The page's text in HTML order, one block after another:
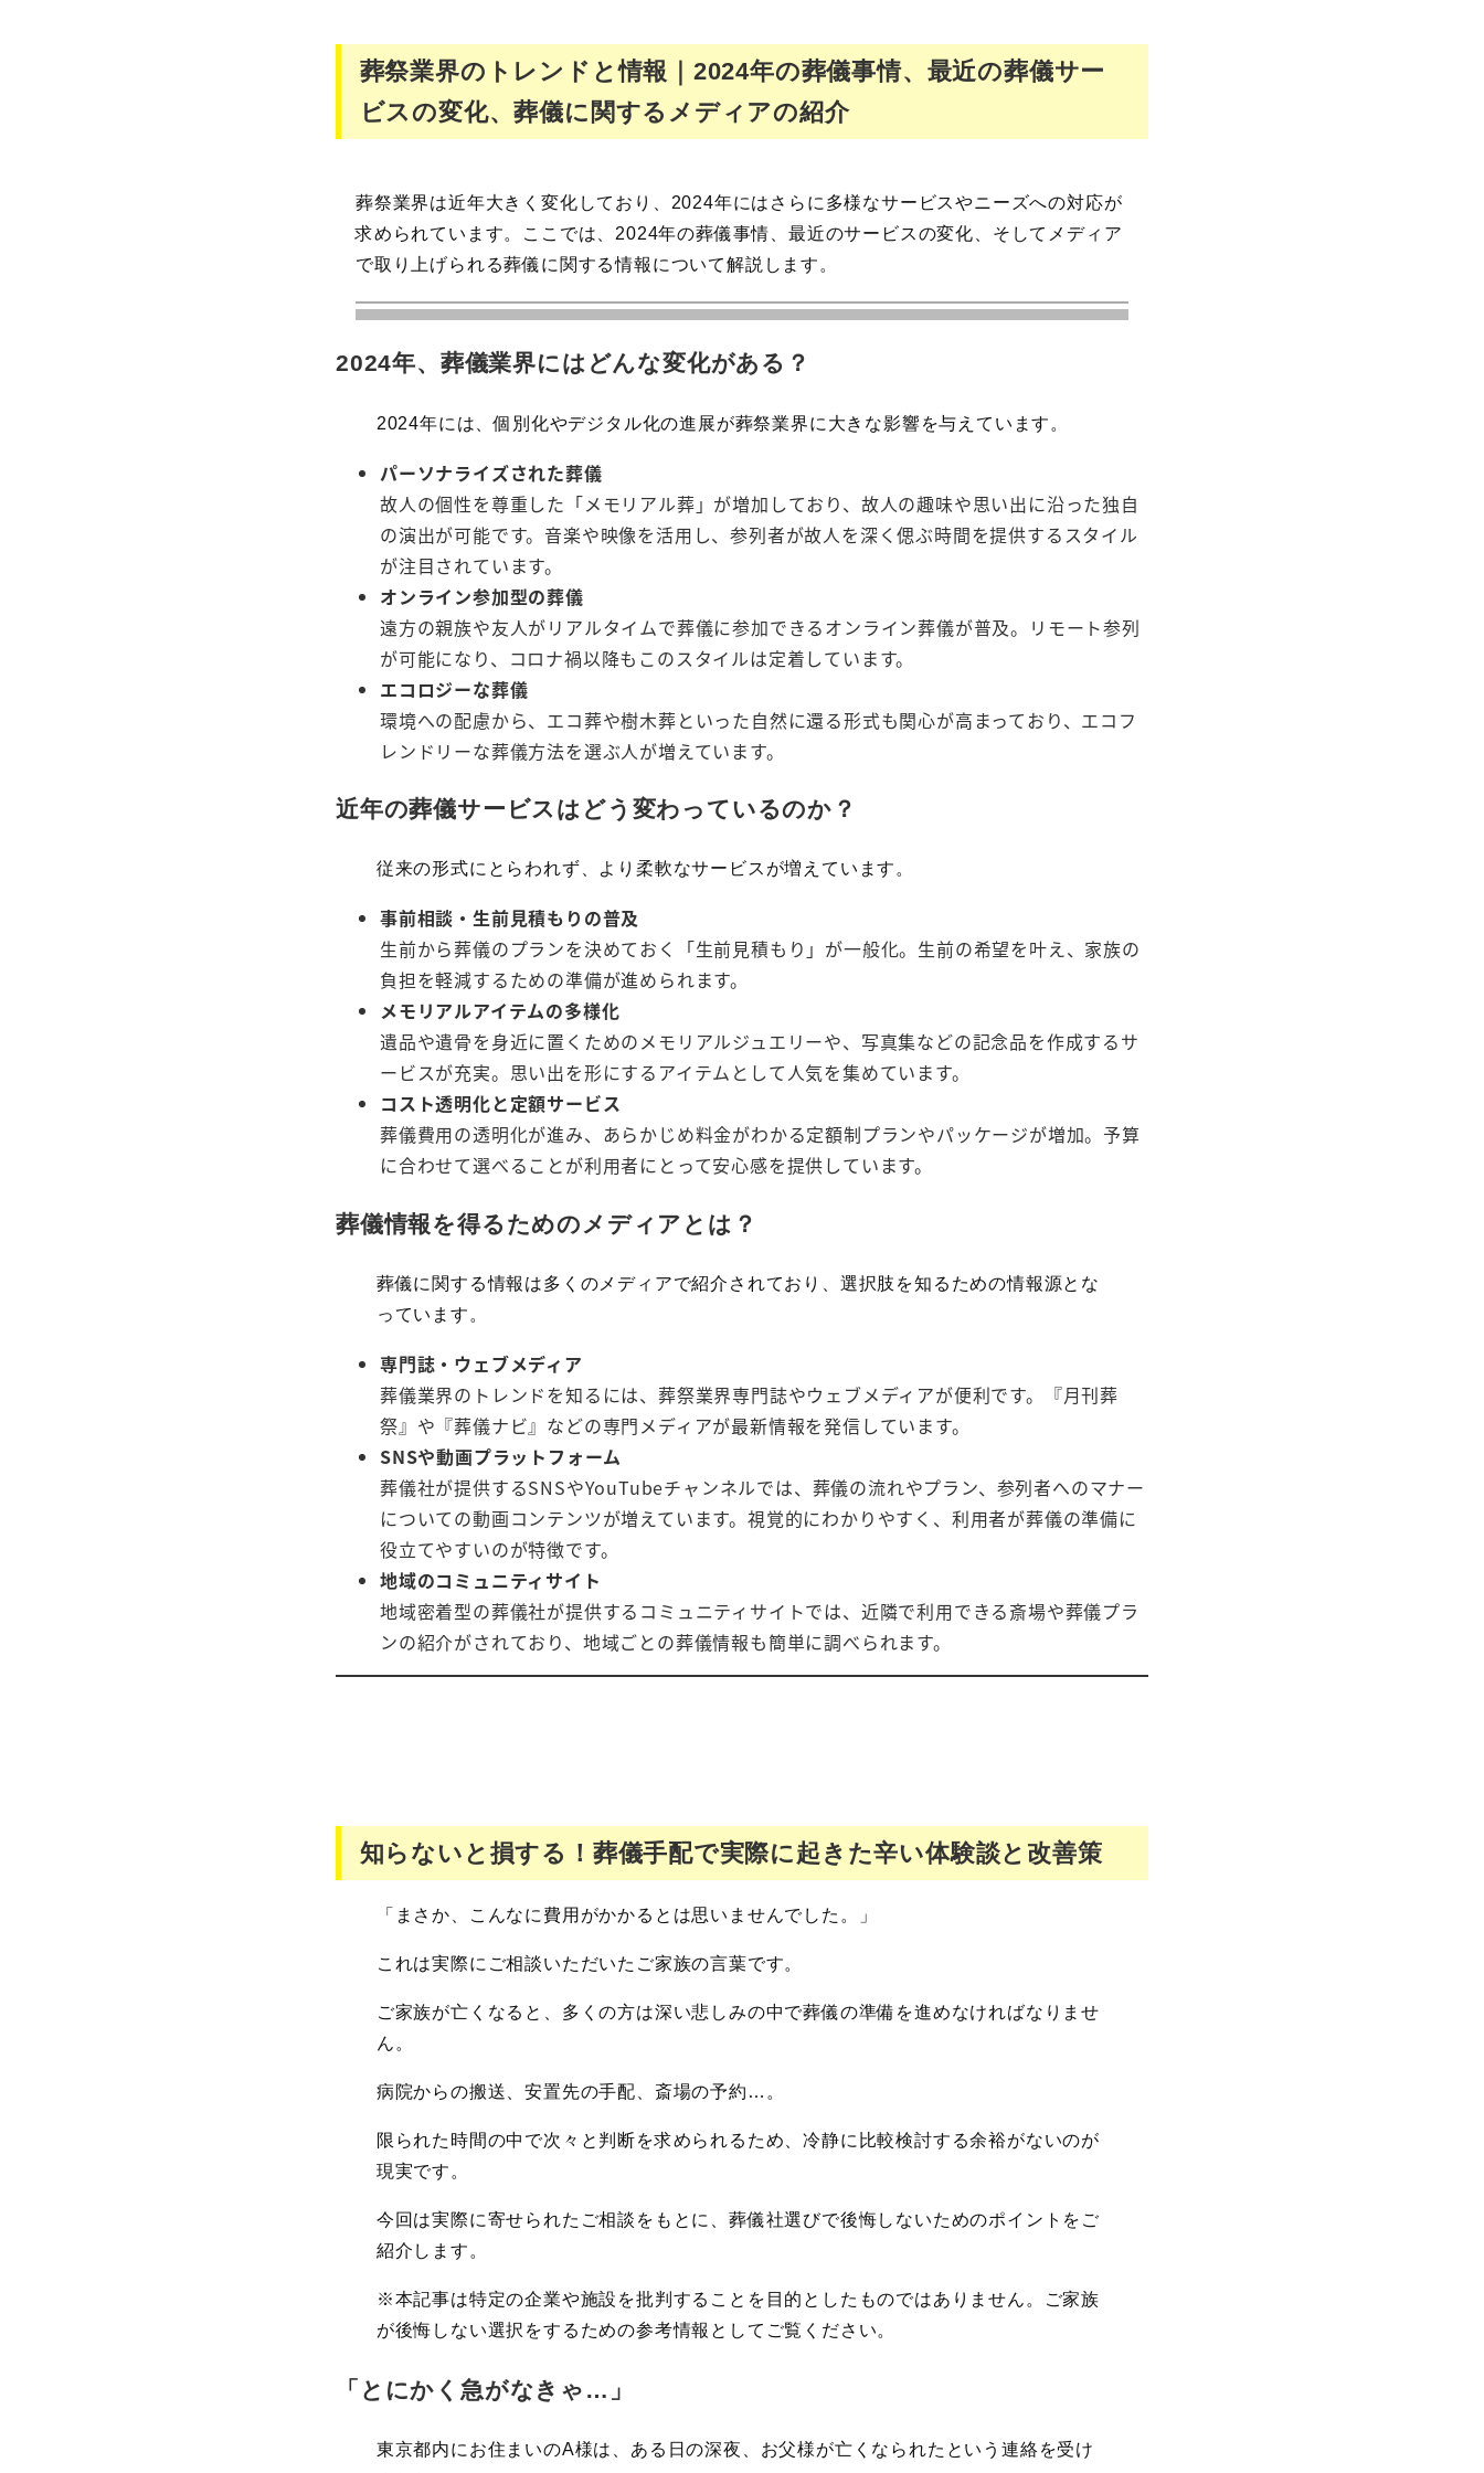
葬祭業界のトレンドと情報｜2024年の葬儀事情、最近の葬儀サー
ビスの変化、葬儀に関するメディアの紹介
葬祭業界は近年大きく変化しており、2024年にはさらに多様なサービスやニーズへの対応が
求められています。ここでは、2024年の葬儀事情、最近のサービスの変化、そしてメディア
で取り上げられる葬儀に関する情報について解説します。
2024年、葬儀業界にはどんな変化がある？
2024年には、個別化やデジタル化の進展が葬祭業界に大きな影響を与えています。
パーソナライズされた葬儀
故人の個性を尊重した「メモリアル葬」が増加しており、故人の趣味や思い出に沿った独自
の演出が可能です。音楽や映像を活用し、参列者が故人を深く偲ぶ時間を提供するスタイル
が注目されています。
オンライン参加型の葬儀
遠方の親族や友人がリアルタイムで葬儀に参加できるオンライン葬儀が普及。リモート参列
が可能になり、コロナ禍以降もこのスタイルは定着しています。
エコロジーな葬儀
環境への配慮から、エコ葬や樹木葬といった自然に還る形式も関心が高まっており、エコフ
レンドリーな葬儀方法を選ぶ人が増えています。
近年の葬儀サービスはどう変わっているのか？
従来の形式にとらわれず、より柔軟なサービスが増えています。
事前相談・生前見積もりの普及
生前から葬儀のプランを決めておく「生前見積もり」が一般化。生前の希望を叶え、家族の
負担を軽減するための準備が進められます。
メモリアルアイテムの多様化
遺品や遺骨を身近に置くためのメモリアルジュエリーや、写真集などの記念品を作成するサ
ービスが充実。思い出を形にするアイテムとして人気を集めています。
コスト透明化と定額サービス
葬儀費用の透明化が進み、あらかじめ料金がわかる定額制プランやパッケージが増加。予算
に合わせて選べることが利用者にとって安心感を提供しています。
葬儀情報を得るためのメディアとは？
葬儀に関する情報は多くのメディアで紹介されており、選択肢を知るための情報源とな
っています。
専門誌・ウェブメディア
葬儀業界のトレンドを知るには、葬祭業界専門誌やウェブメディアが便利です。『月刊葬
祭』や『葬儀ナビ』などの専門メディアが最新情報を発信しています。
SNSや動画プラットフォーム
葬儀社が提供するSNSやYouTubeチャンネルでは、葬儀の流れやプラン、参列者へのマナー
についての動画コンテンツが増えています。視覚的にわかりやすく、利用者が葬儀の準備に
役立てやすいのが特徴です。
地域のコミュニティサイト
地域密着型の葬儀社が提供するコミュニティサイトでは、近隣で利用できる斎場や葬儀プラ
ンの紹介がされており、地域ごとの葬儀情報も簡単に調べられます。
知らないと損する！葬儀手配で実際に起きた辛い体験談と改善策
「まさか、こんなに費用がかかるとは思いませんでした。」
これは実際にご相談いただいたご家族の言葉です。
ご家族が亡くなると、多くの方は深い悲しみの中で葬儀の準備を進めなければなりませ
ん。
病院からの搬送、安置先の手配、斎場の予約…。
限られた時間の中で次々と判断を求められるため、冷静に比較検討する余裕がないのが
現実です。
今回は実際に寄せられたご相談をもとに、葬儀社選びで後悔しないためのポイントをご
紹介します。
※本記事は特定の企業や施設を批判することを目的としたものではありません。ご家族
が後悔しない選択をするための参考情報としてご覧ください。
「とにかく急がなきゃ…」
東京都内にお住まいのA様は、ある日の深夜、お父様が亡くなられたという連絡を受け